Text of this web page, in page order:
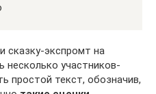
сказку-экспромт на
участников-
простой текст, обозначив,